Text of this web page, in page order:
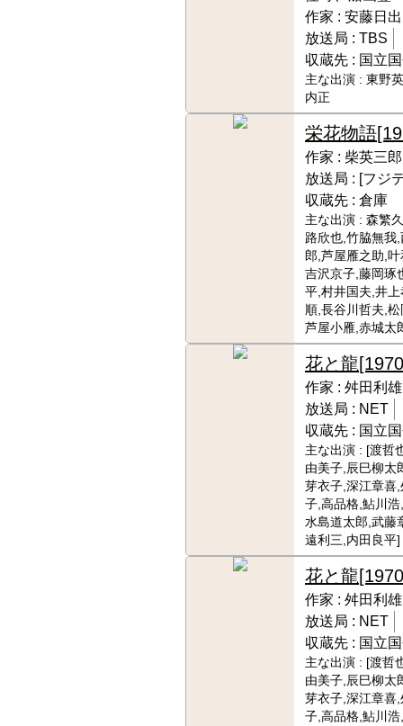
作家 : 安藤日
放送局 : TBS
収蔵先 : 国立
主な出演 : 東野
内正
栄花物語
作家 : 柴英三郎
放送局 : [フジ
収蔵先 : 倉庫
主な出演 : 森繁
路欣也,竹脇無我
郎,芦屋雁之助,
吉沢京子,藤岡琢
平,村井国夫,井
順,長谷川哲夫,
芦屋小雁,赤城太
花と龍
作家 : 舛田利雄
放送局 : NET
収蔵先 : 国立
主な出演 : [渡哲
由美子,辰巳柳太
芽衣子,深江章喜
子,高品格,鮎川
水島道太郎,武藤
遠利三,内田良平]
花と龍
作家 : 舛田利雄
放送局 : NET
収蔵先 : 国立
主な出演 : [渡哲
由美子,辰巳柳太
芽衣子,深江章喜
子,高品格,鮎川